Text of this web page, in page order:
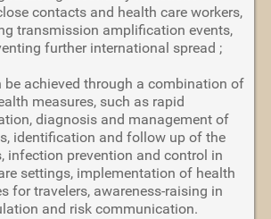
contacts and health care workers,
transmission amplification events,
further international spread ;
be achieved through a combination of
measures, such as rapid
diagnosis and management of
identification and follow up of the
infection prevention and control in
settings, implementation of health
for travelers, awareness-raising in
and risk communication.